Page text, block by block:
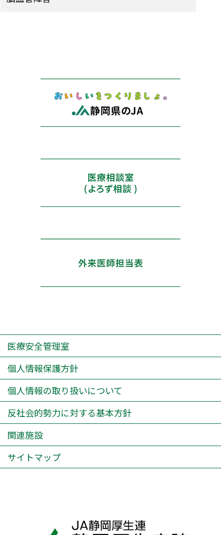
医療安全管理室
個人情報保護方針
個人情報の取り扱いについて
反社会的勢力に対する基本方針
関連施設
サイトマップ